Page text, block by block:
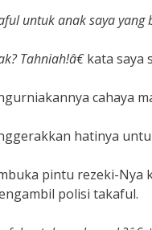
untuk anak saya yang
Tahniah!â€kata saya
cahaya
hatinya
pintu rezeki-Nya
polisi takaful.